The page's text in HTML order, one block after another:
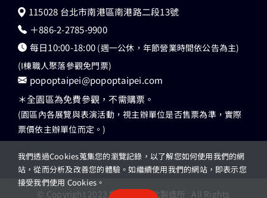
115028 台北市南港區南港路二段13號
＋886-2-2785-9900
每日10:00-18:00 (週一公休，年節營業時間依公告為主)
(I棟職人聚落參觀免門票)
popoptaipei@popoptaipei.com
＊全園區為免費參觀，不需購票。
(園區內各展覽與表演活動，視主辦單位是否售票為準，實際
票價依主辦單位而定。)
© Copyright 2023 瓶蓋工廠台北製造所 All Rights
我們透過Cookies蒐集您的瀏覽記錄，以了解您如何使用我們的網
站，從而分析及改善您的體驗。如繼續使用我們的網站，即表示您
接受我們使用 Cookies。